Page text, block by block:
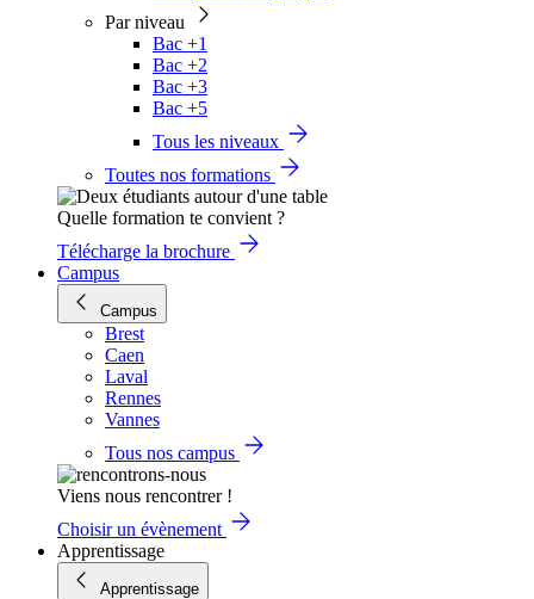
Par niveau
Bac +1
Bac +2
Bac +3
Bac +5
Tous les niveaux
Toutes nos formations
Quelle formation te convient ?
Télécharge la brochure
Campus
Campus
Brest
Caen
Laval
Rennes
Vannes
Tous nos campus
Viens nous rencontrer !
Choisir un évènement
Apprentissage
Apprentissage